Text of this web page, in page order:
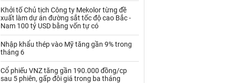
Vàng
VLXD khác Xăng dầu
Xi măng - Clynker
Khởi tố Chủ tịch Công ty Mekolor từng đề
xuất làm dự án đường sắt tốc độ cao Bắc -
Nam 100 tỷ USD bằng vốn tự có
Nhập khẩu thép vào Mỹ tăng gần 9% trong
tháng 6
Cổ phiếu VNZ tăng gần 190.000 đồng/cp
sau 5 phiên, gấp đôi giá trong ba tháng